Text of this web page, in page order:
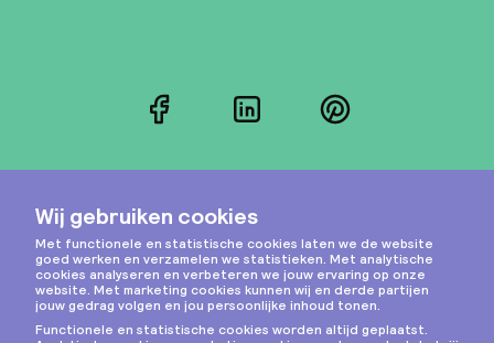
FacebookLinkedInPinterest
Instagram